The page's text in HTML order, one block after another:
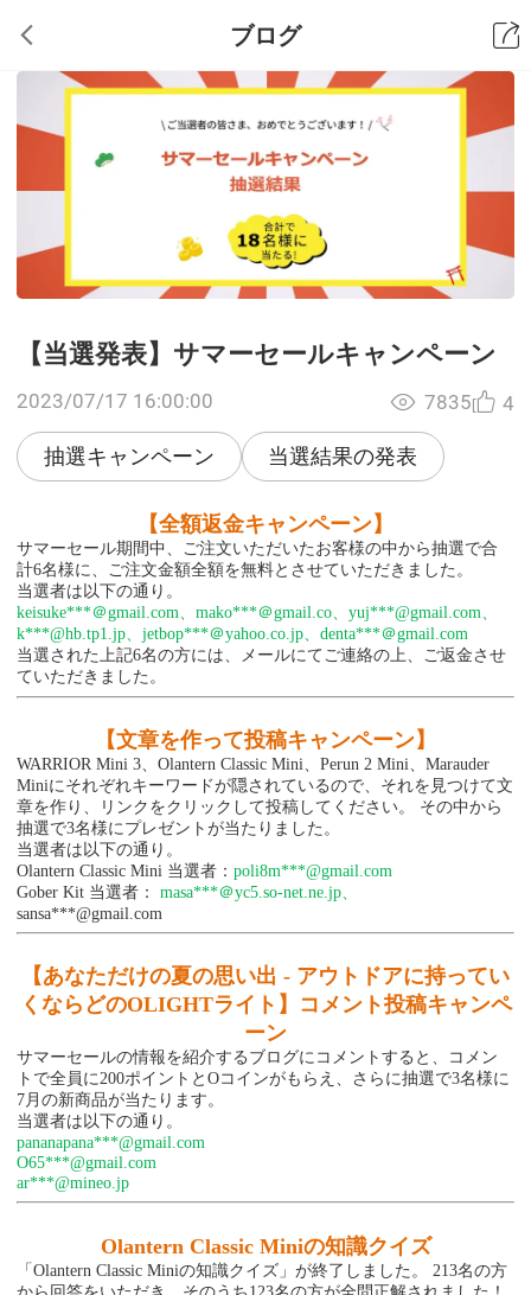
ブログ
【当選発表】サマーセールキャンペーン
2023/07/17 16:00:00
抽選キャンペーン 当選結果の発表
7835 4
【全額返金キャンペーン】
サマーセール期間中、ご注文いただいたお客様の中から抽選で合
計6名様に、ご注文金額全額を無料とさせていただきました。
当選者は以下の通り。
keisuke***＠gmail.com、mako***＠gmail.co、yuj***@gmail.com、
k***@hb.tp1.jp、jetbop***＠yahoo.co.jp、denta***＠gmail.com
当選された上記6名の方には、メールにてご連絡の上、ご返金させ
ていただきました。
【文章を作って投稿キャンペーン】
WARRIOR Mini 3、Olantern Classic Mini、Perun 2 Mini、Marauder
Miniにそれぞれキーワードが隠されているので、それを見つけて文
章を作り、リンクをクリックして投稿してください。 その中から
抽選で3名様にプレゼントが当たりました。
当選者は以下の通り。
Olantern Classic Mini 当選者：poli8m***@gmail.com
Gober Kit 当選者：masa***＠yc5.so-net.ne.jp、
sansa***@gmail.com
【あなただけの夏の思い出 - アウトドアに持ってい
くならどのOLIGHTライト】コメント投稿キャンペ
ーン
サマーセールの情報を紹介するブログにコメントすると、コメン
トで全員に200ポイントとOコインがもらえ、さらに抽選で3名様に
7月の新商品が当たります。
当選者は以下の通り。
pananapana***@gmail.com
O65***@gmail.com
ar***@mineo.jp
Olantern Classic Miniの知識クイズ
「Olantern Classic Miniの知識クイズ」が終了しました。 213名の方